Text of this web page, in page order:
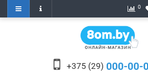
0
+375 (29) 000-00-